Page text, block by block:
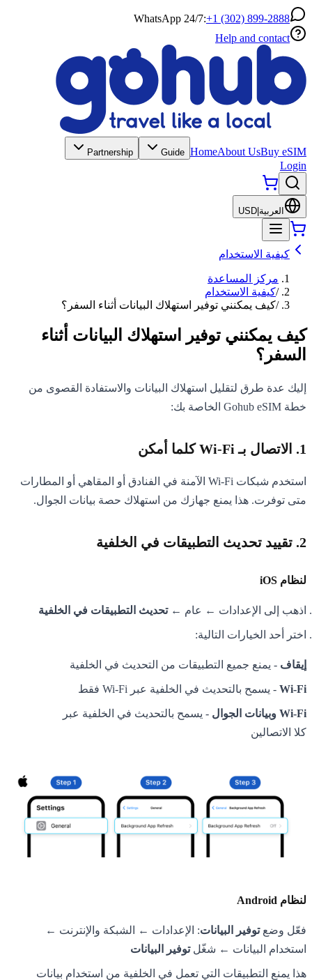
WhatsApp 24/7:+1 (302) 899-2888
Help and contact
HomeAbout UsBuy eSIM
Guide
Partnership
Login
العربية USD
كيفية الاستخدام
مركز المساعدة
/كيفية الاستخدام
/كيف يمكنني توفير استهلاك البيانات أثناء السفر؟
كيف يمكنني توفير استهلاك البيانات أثناء
السفر؟
إليك عدة طرق لتقليل استهلاك البيانات والاستفادة القصوى من
خطة Gohub eSIM الخاصة بك:
1. الاتصال بـ Wi-Fi كلما أمكن
استخدم شبكات Wi-Fi الآمنة في الفنادق أو المقاهي أو المطارات
متى توفرت. هذا يمنع جهازك من استهلاك حصة بيانات الجوال.
2. تقييد تحديث التطبيقات في الخلفية
لنظام iOS
اذهب إلى الإعدادات ← عام ←تحديث التطبيقات في الخلفية
اختر أحد الخيارات التالية:
إيقاف - يمنع جميع التطبيقات من التحديث في الخلفية
Wi-Fi - يسمح بالتحديث في الخلفية عبر Wi-Fi فقط
Wi-Fi وبيانات الجوال
- يسمح بالتحديث في الخلفية عبر
كلا الاتصالين
لنظام Android
فعّل وضعتوفير البيانات: الإعدادات ← الشبكة والإنترنت ←
استخدام البيانات ← شغّلتوفير البيانات
هذا يمنع التطبيقات التي تعمل في الخلفية من استخدام بيانات